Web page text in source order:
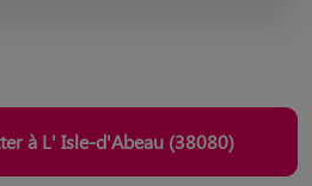
à L' Isle-d'Abeau (38080)